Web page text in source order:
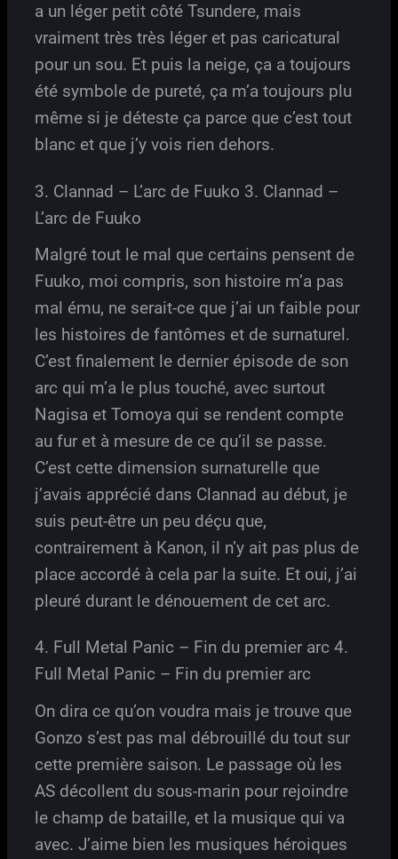
a un léger petit côté Tsundere, mais
vraiment très très léger et pas caricatural
pour un sou. Et puis la neige, ça a toujours
été symbole de pureté, ça m’a toujours plu
même si je déteste ça parce que c’est tout
blanc et que j’y vois rien dehors.
3. Clannad – L’arc de Fuuko 3. Clannad –
L’arc de Fuuko
Malgré tout le mal que certains pensent de
Fuuko, moi compris, son histoire m’a pas
mal ému, ne serait-ce que j’ai un faible pour
les histoires de fantômes et de surnaturel.
C’est finalement le dernier épisode de son
arc qui m’a le plus touché, avec surtout
Nagisa et Tomoya qui se rendent compte
au fur et à mesure de ce qu’il se passe.
C’est cette dimension surnaturelle que
j’avais apprécié dans Clannad au début, je
suis peut-être un peu déçu que,
contrairement à Kanon, il n’y ait pas plus de
place accordé à cela par la suite. Et oui, j’ai
pleuré durant le dénouement de cet arc.
4. Full Metal Panic – Fin du premier arc 4.
Full Metal Panic – Fin du premier arc
On dira ce qu’on voudra mais je trouve que
Gonzo s’est pas mal débrouillé du tout sur
cette première saison. Le passage où les
AS décollent du sous-marin pour rejoindre
le champ de bataille, et la musique qui va
avec. J’aime bien les musiques héroiques